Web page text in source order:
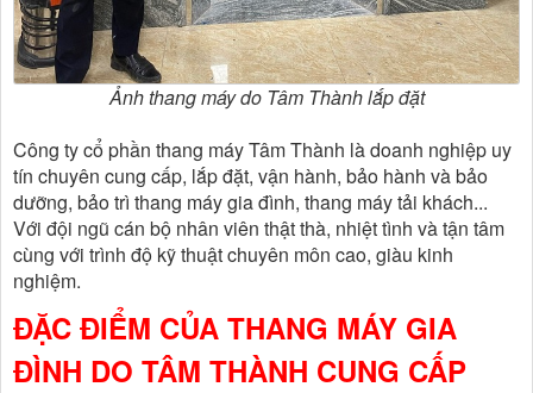
Ảnh thang máy do Tâm Thành lắp đặt
Công ty cổ phần thang máy Tâm Thành là doanh nghiệp uy
tín chuyên cung cấp, lắp đặt, vận hành, bảo hành và bảo
dưỡng, bảo trì thang máy gia đình, thang máy tải khách...
Với đội ngũ cán bộ nhân viên thật thà, nhiệt tình và tận tâm
cùng với trình độ kỹ thuật chuyên môn cao, giàu kinh
nghiệm.
ĐẶC ĐIỂM CỦA THANG MÁY GIA
ĐÌNH DO TÂM THÀNH CUNG CẤP